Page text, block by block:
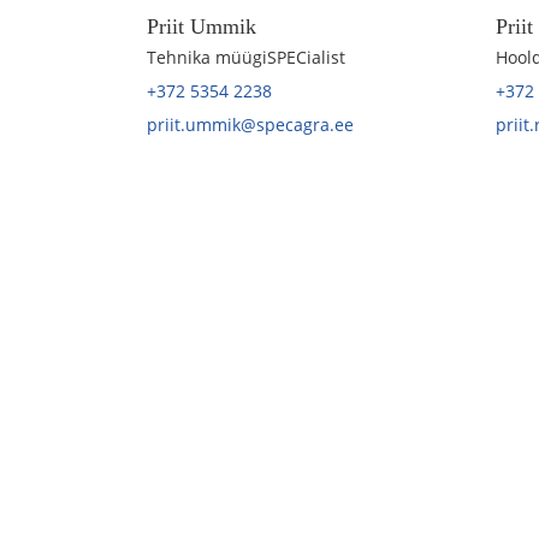
Priit Ummik
Tehnika müügiSPECialist
+372 5354 2238
priit.ummik@specagra.ee
Priit
+372